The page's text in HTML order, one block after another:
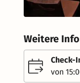
Weitere
Check-
von